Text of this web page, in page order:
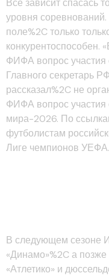
уровня
поле%2C только
конкурентоспособен.
ФИФА вопрос участия
Главного секретарь
рассказал%2C не
ФИФА вопрос участия
мира-2026. По
футболистам
Лиге чемпионов УЕФА.
В следующем сезоне
«Динамо»%2C а
«Атлетико» и